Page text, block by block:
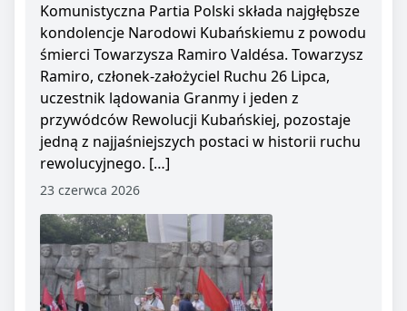
Komunistyczna Partia Polski składa najgłębsze
kondolencje Narodowi Kubańskiemu z powodu
śmierci Towarzysza Ramiro Valdésa. Towarzysz
Ramiro, członek-założyciel Ruchu 26 Lipca,
uczestnik lądowania Granmy i jeden z
przywódców Rewolucji Kubańskiej, pozostaje
jedną z najjaśniejszych postaci w historii ruchu
rewolucyjnego. […]
23 czerwca 2026